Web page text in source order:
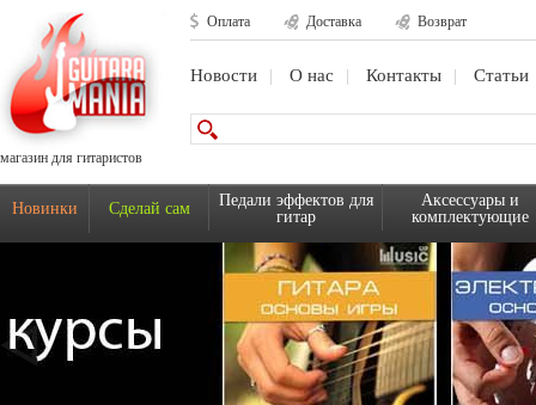
магазин для гитаристов
Оплата Доставка Возврат
Новости О нас Контакты Статьи
Новинки Сделай сам
Педали эффектов для
гитар
Аксессуары и
комплектующие